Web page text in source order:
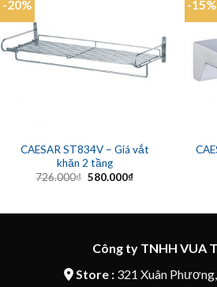
-20%
CAESAR ST834V – Giá vắt
khăn 2 tầng
726.000₫ Giá
580.000₫Giá
580.000₫.
-15%
Công ty TNHH VUA
Store :321 Xuân